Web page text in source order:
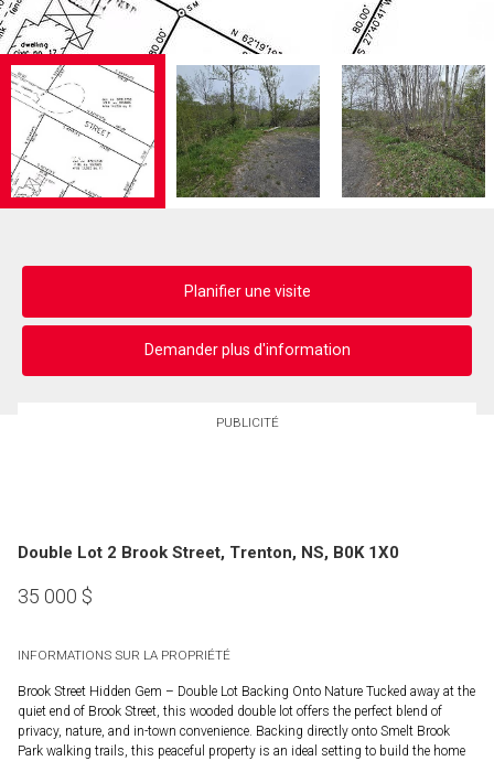
Planifier une visite
Demander plus d'information
PUBLICITÉ
Double Lot 2 Brook Street, Trenton, NS, B0K 1X0
35 000 $
INFORMATIONS SUR LA PROPRIÉTÉ
Brook Street Hidden Gem – Double Lot Backing Onto Nature Tucked away at the
quiet end of Brook Street, this wooded double lot offers the perfect blend of
privacy, nature, and in-town convenience. Backing directly onto Smelt Brook
Park walking trails, this peaceful property is an ideal setting to build the home